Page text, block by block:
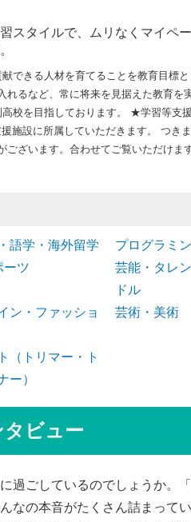
スタイルで、ムリなくマイペ
できる人材を育てることを教育目標と
るなど、常に将来を見据えた教育を
校を目指しております。 ★学習等支
施設に所属していただきます。 つき
ざいます。合わせてご覧いただけま
語学・海外留学
プログラミ
ーツ
芸能・タレ
ドル
ン・ファッショ
芸術・美術
（トリマー・ト
ー）
ビュー
過ごしているのでしょうか。
なの本音がたくさん詰まってい